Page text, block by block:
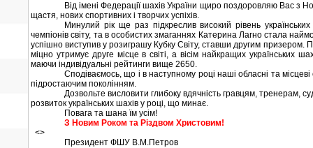
Від імені Федерації шахів України щиро поздоровляю Вас з
щастя, нових спортивних і творчих успіхів.
Минулий рік ще раз підкреслив високий рівень
чемпіонів світу, та в особистих змаганнях Катерина Лагно стала
успішно виступив у розиграшу Кубку Світу, ставши другим призером.
міцно утримує друге місце в світі, а вісім найкращих українських
маючи індивідуальні рейтинги вище 2650.
Сподіваємось, що і в наступному році наші обласні та
підростаючим поколінням.
Дозвольте висловити глибоку вдячність гравцям, тренерам,
розвиток українських шахів у році, що минає.
Повага та шана їм усім!
З Новим Роком та Різдвом Христовим!
<>
Президент ФШУ В.М.Петров